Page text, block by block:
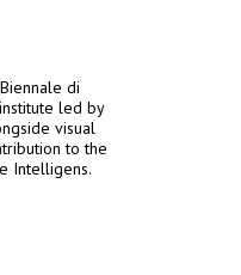
di
led by
visual
to the
Intelligens.